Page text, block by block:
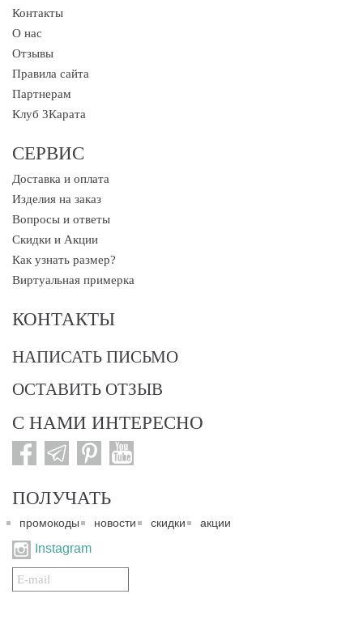
Контакты
О нас
Отзывы
Правила сайта
Партнерам
Клуб 3Карата
СЕРВИС
Доставка и оплата
Изделия на заказ
Вопросы и ответы
Скидки и Акции
Как узнать размер?
Виртуальная примерка
КОНТАКТЫ
НАПИСАТЬ ПИСЬМО
ОСТАВИТЬ ОТЗЫВ
С НАМИ ИНТЕРЕСНО
ПОЛУЧАТЬ
промокоды новости скидки акции
Instagram
Подписаться
на